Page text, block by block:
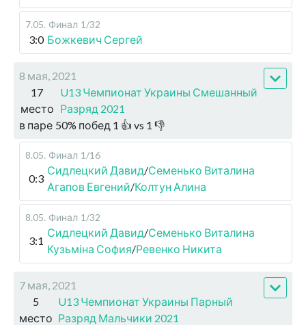
7.05. Финал 1/32
3:0 Божкевич Сергей
8 мая, 2021
17
место
U13 Чемпионат Украины Смешанный
Разряд 2021
в паре 50% побед 1 👍 vs 1 👎
8.05. Финал 1/16
0:3
Сидлецкий Давид/Семенько Виталина
Агапов Евгений/Колтун Алина
8.05. Финал 1/32
3:1
Сидлецкий Давид/Семенько Виталина
Кузьміна София/Ревенко Никита
7 мая, 2021
5
место
U13 Чемпионат Украины Парный
Разряд Мальчики 2021